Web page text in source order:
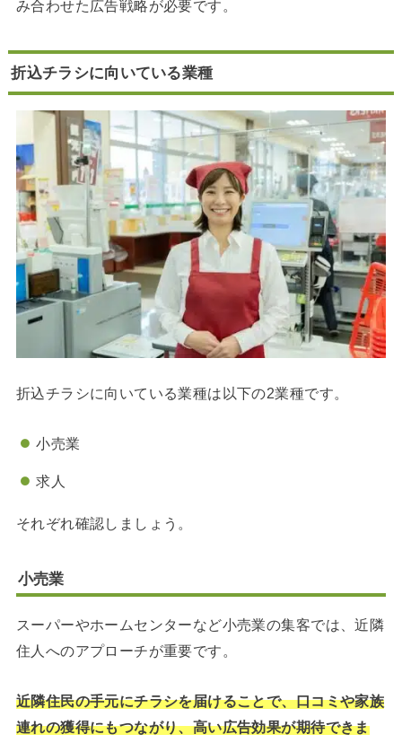
み合わせた広告戦略が必要です。
折込チラシに向いている業種
折込チラシに向いている業種は以下の2業種です。
小売業
求人
それぞれ確認しましょう。
小売業
スーパーやホームセンターなど小売業の集客では、近隣
住人へのアプローチが重要です。
近隣住民の手元にチラシを届けることで、口コミや家族
連れの獲得にもつながり、高い広告効果が期待できま